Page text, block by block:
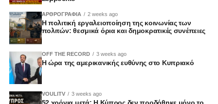
ΑΡΘΡΟΓΡΑΦΙΑ 2 weeks ago
Η πολιτική εργαλειοποίηση της κοινωνίας των
πολιτών: θεσμικά όρια και δημοκρατικές συνέπειες
OFF THE RECORD 3 weeks ago
Η ώρα της αμερικανικής ευθύνης στο Κυπριακό
VOULITV 3 weeks ago
52 χρόνια μετά: Η Κύπρος δεν προδόθηκε μόνο το